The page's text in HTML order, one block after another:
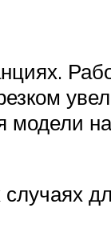
модели